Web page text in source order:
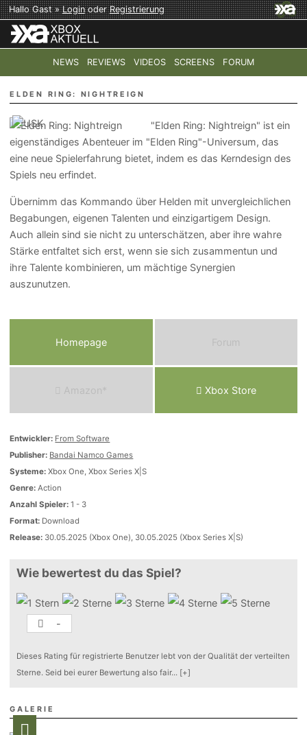
Hallo Gast »LoginoderRegistrierung
NEWS REVIEWS VIDEOS SCREENS FORUM
TOP-THEMEN: COD: MODERN WARFARE 4 HALO:
ELDEN RING: NIGHTREIGN
"Elden Ring: Nightreign" ist ein
eigenständiges Abenteuer im "Elden Ring"-Universum, das
eine neue Spielerfahrung bietet, indem es das Kerndesign des
Spiels neu erfindet.
Übernimm das Kommando über Helden mit unvergleichlichen
Begabungen, eigenen Talenten und einzigartigem Design.
Auch allein sind sie nicht zu unterschätzen, aber ihre wahre
Stärke entfaltet sich erst, wenn sie sich zusammentun und
ihre Talente kombinieren, um mächtige Synergien
auszunutzen.
Homepage Forum
Amazon* Xbox Store
Entwickler: From Software
Publisher: Bandai Namco Games
Systeme: Xbox One, Xbox Series X|S
Genre: Action
Anzahl Spieler: 1 - 3
Format: Download
Release: 30.05.2025 (Xbox One), 30.05.2025 (Xbox Series X|S)
Wie bewertest du das Spiel?
-
Dieses Rating für registrierte Benutzer lebt von der Qualität der verteilten
Sterne. Seid bei eurer Bewertung also fair... [+]
GALERIE